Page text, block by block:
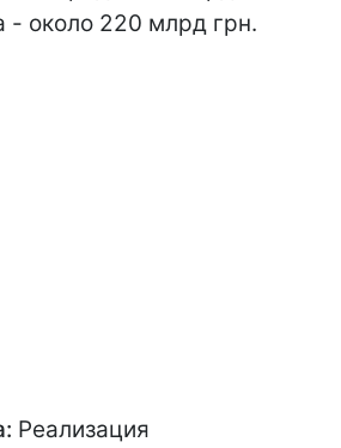
- около 220 млрд грн.
Реализация